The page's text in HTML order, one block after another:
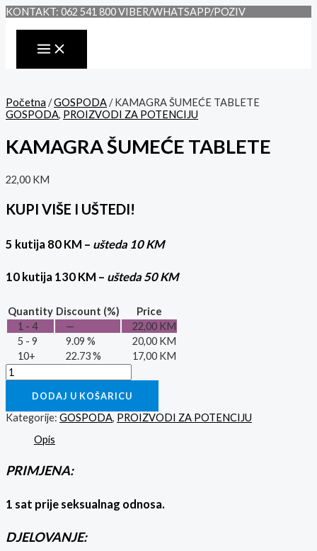
KONTAKT: 062 541 800 VIBER/WHATSAPP/POZIV
Skip
to
content
MAIN
MENU
Početna /GOSPODA/ KAMAGRA ŠUMEĆE TABLETE
GOSPODA, PROIZVODI ZA POTENCIJU
KAMAGRA ŠUMEĆE TABLETE
22,00 KM
KUPI VIŠE I UŠTEDI!
5 kutija 80 KM – ušteda 10 KM
10 kutija 130 KM – ušteda 50 KM
Quantity Discount (%)
Price
1 - 4
— 22,00 KM
5 - 9
9.09 % 20,00 KM
10+
22.73 % 17,00 KM
KAMAGRA
ŠUMEĆE
TABLETE
količina
DODAJ U KOŠARICU
Kategorije: GOSPODA, PROIZVODI ZA POTENCIJU
Opis
PRIMJENA:
1 sat prije seksualnag odnosa.
DJELOVANJE: